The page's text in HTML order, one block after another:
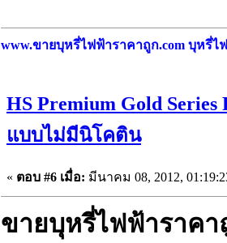
www.ขายบุหรี่ไฟฟ้าราคาถูก.com บุหรี่ไ
HS Premium Gold
แบบไม่มีนิโคติน
« ตอบ #6 เมื่อ: มีนาคม 08, 2012,
ขายบุหรี่ไฟฟ้าราคา